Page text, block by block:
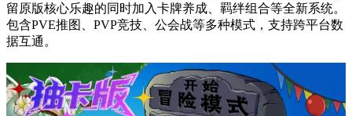
留原版核心乐趣的同时加入卡牌养成、羁绊组合等全新系统。
包含PVE推图、PVP竞技、公会战等多种模式，支持跨平台数
据互通。